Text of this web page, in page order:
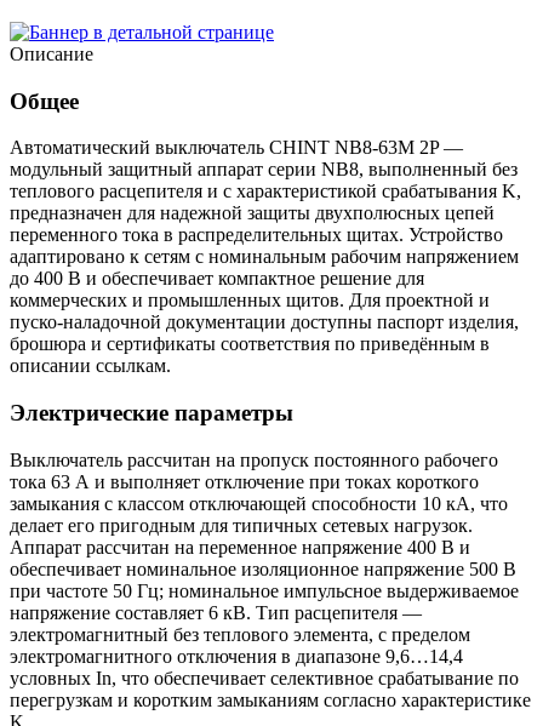
Описание
Общее
Автоматический выключатель CHINT NB8-63M 2P —
модульный защитный аппарат серии NB8, выполненный без
теплового расцепителя и с характеристикой срабатывания K,
предназначен для надежной защиты двухполюсных цепей
переменного тока в распределительных щитах. Устройство
адаптировано к сетям с номинальным рабочим напряжением
до 400 В и обеспечивает компактное решение для
коммерческих и промышленных щитов. Для проектной и
пуско-наладочной документации доступны паспорт изделия,
брошюра и сертификаты соответствия по приведённым в
описании ссылкам.
Электрические параметры
Выключатель рассчитан на пропуск постоянного рабочего
тока 63 А и выполняет отключение при токах короткого
замыкания с классом отключающей способности 10 кА, что
делает его пригодным для типичных сетевых нагрузок.
Аппарат рассчитан на переменное напряжение 400 В и
обеспечивает номинальное изоляционное напряжение 500 В
при частоте 50 Гц; номинальное импульсное выдерживаемое
напряжение составляет 6 кВ. Тип расцепителя —
электромагнитный без теплового элемента, с пределом
электромагнитного отключения в диапазоне 9,6…14,4
условных In, что обеспечивает селективное срабатывание по
перегрузкам и коротким замыканиям согласно характеристике
K.